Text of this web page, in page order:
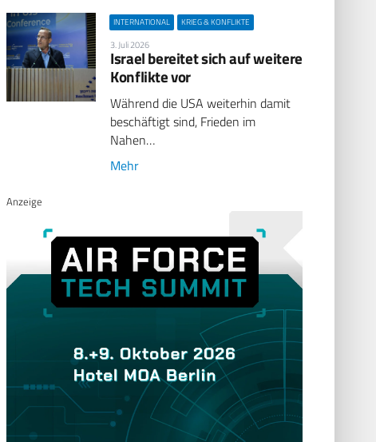
INTERNATIONAL KRIEG & KONFLIKTE
3. Juli 2026
Israel bereitet sich auf weitere
Konflikte vor
Während die USA weiterhin damit
beschäftigt sind, Frieden im
Nahen…
Mehr
Anzeige